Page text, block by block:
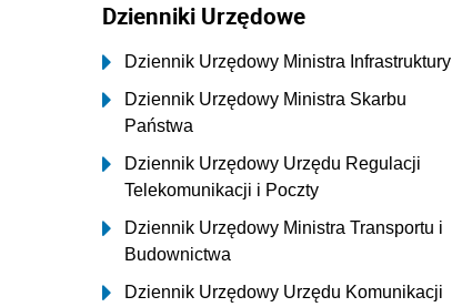
Dzienniki Urzędowe
Dziennik Urzędowy Ministra Infrastruktury
Dziennik Urzędowy Ministra Skarbu
Państwa
Dziennik Urzędowy Urzędu Regulacji
Telekomunikacji i Poczty
Dziennik Urzędowy Ministra Transportu i
Budownictwa
Dziennik Urzędowy Urzędu Komunikacji